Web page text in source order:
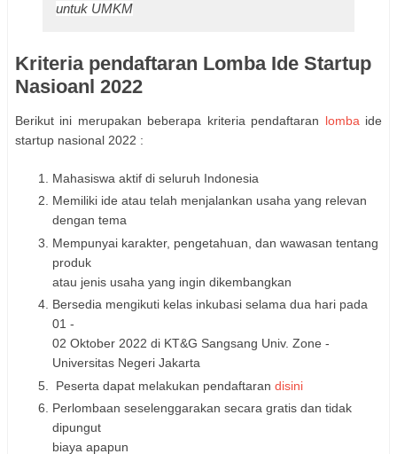
untuk UMKM
Kriteria pendaftaran Lomba Ide Startup
Nasioanl 2022
Berikut ini merupakan beberapa kriteria pendaftaran lomba ide
Mahasiswa aktif di seluruh Indonesia
Memiliki ide atau telah menjalankan usaha yang relevan
dengan tema
Mempunyai karakter, pengetahuan, dan wawasan tentang
produk
atau jenis usaha yang ingin dikembangkan
Bersedia mengikuti kelas inkubasi selama dua hari pada
01 -
02 Oktober 2022 di KT&G Sangsang Univ. Zone -
Universitas Negeri Jakarta
Peserta dapat melakukan pendaftaran disini
Perlombaan seselenggarakan secara gratis dan tidak
dipungut
biaya apapun